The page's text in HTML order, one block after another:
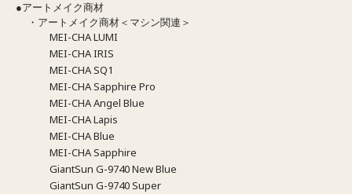
●アートメイク商材
・アートメイク商材＜マシン関連＞
MEI-CHA LUMI
MEI-CHA IRIS
MEI-CHA SQ1
MEI-CHA Sapphire Pro
MEI-CHA Angel Blue
MEI-CHA Lapis
MEI-CHA Blue
MEI-CHA Sapphire
GiantSun G-9740 New Blue
GiantSun G-9740 Super